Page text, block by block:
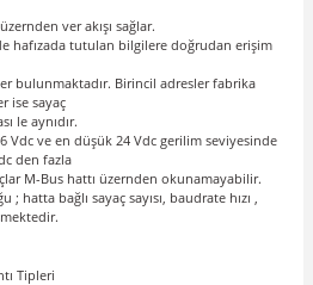
ver akışı sağlar.
hafızada tutulan bilgilere doğrudan erişim
bulunmaktadır. Birincil adresler fabrika
ise sayaç
le aynıdır.
Vdc ve en düşük 24 Vdc gerilim seviyesinde
den fazla
M-Bus hattı üzernden okunamayabilir.
hatta bağlı sayaç sayısı, baudrate hızı ,